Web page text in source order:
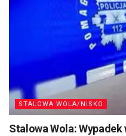
STALOWA WOLA/NISKO
Stalowa Wola: